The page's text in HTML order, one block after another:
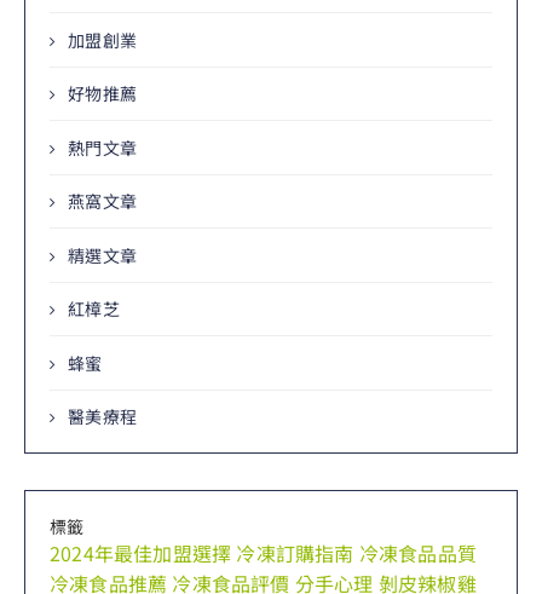
加盟創業
好物推薦
熱門文章
燕窩文章
精選文章
紅樟芝
蜂蜜
醫美療程
標籤
2024年最佳加盟選擇 冷凍訂購指南 冷凍食品品質
冷凍食品推薦 冷凍食品評價 分手心理 剝皮辣椒雞